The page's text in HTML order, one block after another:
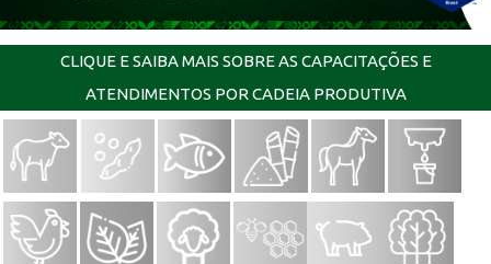
CLIQUE E SAIBA MAIS SOBRE AS CAPACITAÇÕES E
ATENDIMENTOS POR CADEIA PRODUTIVA